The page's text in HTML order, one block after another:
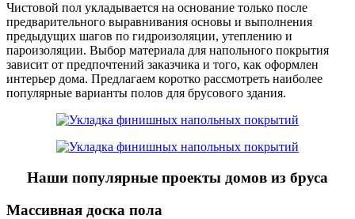
Чистовой пол укладывается на основание только после
предварительного выравнивания основы и выполнения
предыдущих шагов по гидроизоляции, утеплению и
пароизоляции. Выбор материала для напольного покрытия
зависит от предпочтений заказчика и того, как оформлен
интерьер дома. Предлагаем коротко рассмотреть наиболее
популярные варианты полов для брусового здания.
Наши популярные проекты домов из бруса
Массивная доска пола